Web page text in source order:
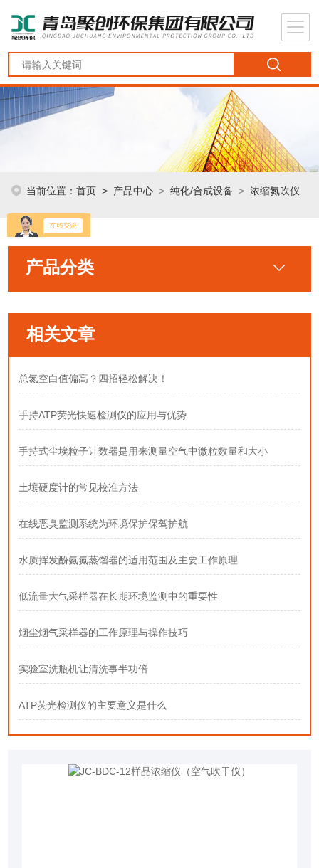
当前位置：首页 > 产品中心 >纯化/合成设备 >浓缩氮吹仪
产品分类
相关文章
总氮空白值偏高？四招轻松解决！
手持ATP荧光快速检测仪的应用与优势
手持式尘埃粒子计数器是用来测量空气中微粒数量和大小
土壤硬度计的常见校准方法
在线恶臭监测系统为环境保护保驾护航
水质挥发酚氨氮蒸馏器的适用范围及主要工作原理
低流量大气采样器在长期环境监测中的重要性
烟尘烟气采样器的工作原理与操作技巧
实验室洗瓶机让清洗事半功倍
ATP荧光检测仪的主要意义是什么